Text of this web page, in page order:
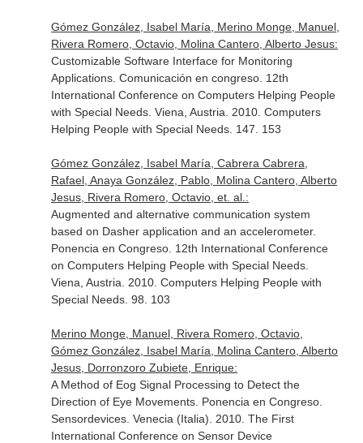
Gómez González, Isabel María, Merino Monge, Manuel,
Rivera Romero, Octavio, Molina Cantero, Alberto Jesus:
Customizable Software Interface for Monitoring
Applications. Comunicación en congreso. 12th
International Conference on Computers Helping People
with Special Needs. Viena, Austria. 2010. Computers
Helping People with Special Needs. 147. 153
Gómez González, Isabel María, Cabrera Cabrera,
Rafael, Anaya González, Pablo, Molina Cantero, Alberto
Jesus, Rivera Romero, Octavio, et. al.:
Augmented and alternative communication system
based on Dasher application and an accelerometer.
Ponencia en Congreso. 12th International Conference
on Computers Helping People with Special Needs.
Viena, Austria. 2010. Computers Helping People with
Special Needs. 98. 103
Merino Monge, Manuel, Rivera Romero, Octavio,
Gómez González, Isabel María, Molina Cantero, Alberto
Jesus, Dorronzoro Zubiete, Enrique:
A Method of Eog Signal Processing to Detect the
Direction of Eye Movements. Ponencia en Congreso.
Sensordevices. Venecia (Italia). 2010. The First
International Conference on Sensor Device